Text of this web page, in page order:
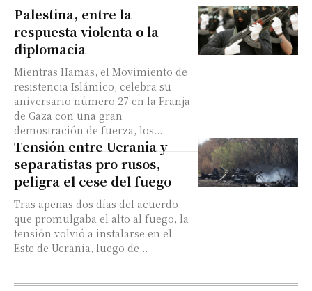
Palestina, entre la
respuesta violenta o la
diplomacia
Mientras Hamas, el Movimiento de
resistencia Islámico, celebra su
aniversario número 27 en la Franja
de Gaza con una gran
demostración de fuerza, los...
Tensión entre Ucrania y
separatistas pro rusos,
peligra el cese del fuego
Tras apenas dos días del acuerdo
que promulgaba el alto al fuego, la
tensión volvió a instalarse en el
Este de Ucrania, luego de...